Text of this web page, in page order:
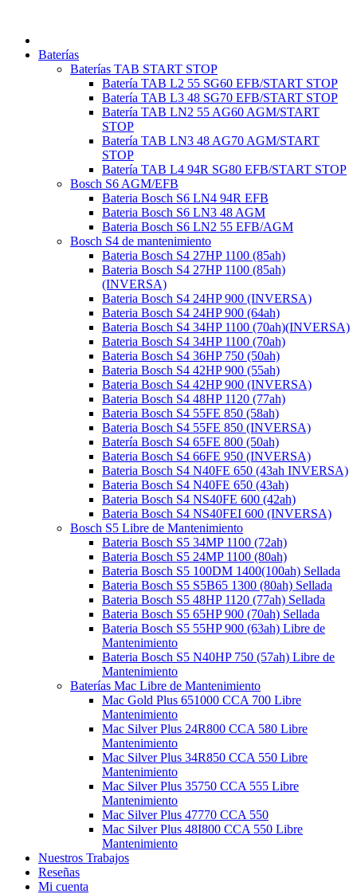
contenido
Baterías
Baterías TAB START STOP
Batería TAB L2 55 SG60 EFB/START STOP
Batería TAB L3 48 SG70 EFB/START STOP
Batería TAB LN2 55 AG60 AGM/START
STOP
Batería TAB LN3 48 AG70 AGM/START
STOP
Batería TAB L4 94R SG80 EFB/START STOP
Bosch S6 AGM/EFB
Bateria Bosch S6 LN4 94R EFB
Bateria Bosch S6 LN3 48 AGM
Bateria Bosch S6 LN2 55 EFB/AGM
Bosch S4 de mantenimiento
Bateria Bosch S4 27HP 1100 (85ah)
Bateria Bosch S4 27HP 1100 (85ah)
(INVERSA)
Bateria Bosch S4 24HP 900 (INVERSA)
Bateria Bosch S4 24HP 900 (64ah)
Bateria Bosch S4 34HP 1100 (70ah)(INVERSA)
Bateria Bosch S4 34HP 1100 (70ah)
Bateria Bosch S4 36HP 750 (50ah)
Bateria Bosch S4 42HP 900 (55ah)
Bateria Bosch S4 42HP 900 (INVERSA)
Bateria Bosch S4 48HP 1120 (77ah)
Bateria Bosch S4 55FE 850 (58ah)
Bateria Bosch S4 55FE 850 (INVERSA)
Batería Bosch S4 65FE 800 (50ah)
Bateria Bosch S4 66FE 950 (INVERSA)
Bateria Bosch S4 N40FE 650 (43ah INVERSA)
Bateria Bosch S4 N40FE 650 (43ah)
Bateria Bosch S4 NS40FE 600 (42ah)
Bateria Bosch S4 NS40FEI 600 (INVERSA)
Bosch S5 Libre de Mantenimiento
Bateria Bosch S5 34MP 1100 (72ah)
Bateria Bosch S5 24MP 1100 (80ah)
Bateria Bosch S5 100DM 1400(100ah) Sellada
Bateria Bosch S5 S5B65 1300 (80ah) Sellada
Bateria Bosch S5 48HP 1120 (77ah) Sellada
Bateria Bosch S5 65HP 900 (70ah) Sellada
Bateria Bosch S5 55HP 900 (63ah) Libre de
Mantenimiento
Bateria Bosch S5 N40HP 750 (57ah) Libre de
Mantenimiento
Baterías Mac Libre de Mantenimiento
Mac Gold Plus 651000 CCA 700 Libre
Mantenimiento
Mac Silver Plus 24R800 CCA 580 Libre
Mantenimiento
Mac Silver Plus 34R850 CCA 550 Libre
Mantenimiento
Mac Silver Plus 35750 CCA 555 Libre
Mantenimiento
Mac Silver Plus 47770 CCA 550
Mac Silver Plus 48I800 CCA 550 Libre
Mantenimiento
Nuestros Trabajos
Reseñas
Mi cuenta